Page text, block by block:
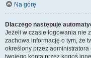
Na górę
Dlaczego następuje
Jeżeli w czasie logowania nie
zachowa informację o tym, że
określony przez administratora
twojego konta przez kogoś